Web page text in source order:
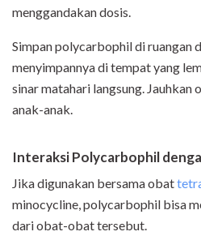
menggandakan dosis.
Simpan polycarbophil di ruangan
menyimpannya di tempat yang
sinar matahari langsung. Jauhkan
anak-anak.
Interaksi Polycarbophil
Jika digunakan bersama obat
minocycline, polycarbophil bisa
dari obat-obat tersebut.